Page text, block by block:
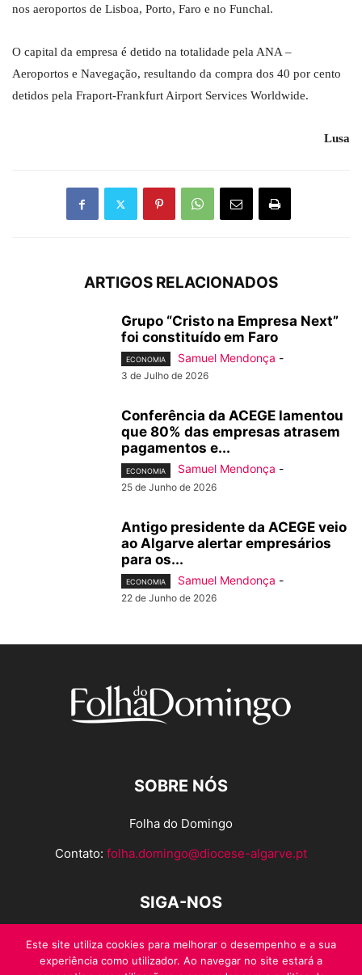
nos aeroportos de Lisboa, Porto, Faro e no Funchal.
O capital da empresa é detido na totalidade pela ANA –
Aeroportos e Navegação, resultando da compra dos 40 por cento
detidos pela Fraport-Frankfurt Airport Services Worldwide.
Lusa
ARTIGOS RELACIONADOS
Grupo “Cristo na Empresa Next”
foi constituído em Faro
ECONOMIA Samuel Mendonça -
3 de Julho de 2026
Conferência da ACEGE lamentou
que 80% das empresas atrasem
pagamentos e...
ECONOMIA Samuel Mendonça -
25 de Junho de 2026
Antigo presidente da ACEGE veio
ao Algarve alertar empresários
para os...
ECONOMIA Samuel Mendonça -
22 de Junho de 2026
SOBRE NÓS
Folha do Domingo
Contato: folha.domingo@diocese-algarve.pt
SIGA-NOS
Este site utiliza cookies para melhorar o desempenho e a sua
experiência como utilizador. Ao navegar no site estará a